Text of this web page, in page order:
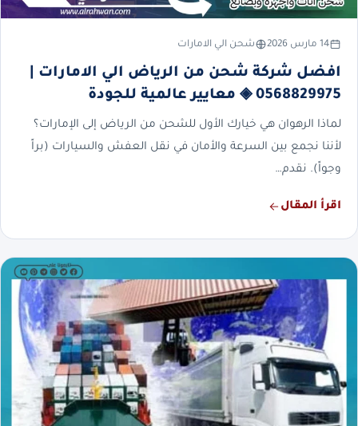
14 مارس 2026 شحن الي الامارات
افضل شركة شحن من الرياض الي الامارات |
0568829975 ◈ معايير عالمية للجودة
لماذا الرهوان هي خيارك الأول للشحن من الرياض إلى الإمارات؟
لأننا نجمع بين السرعة والأمان في نقل العفش والسيارات (براً
وجواً). نقدم…
اقرأ المقال